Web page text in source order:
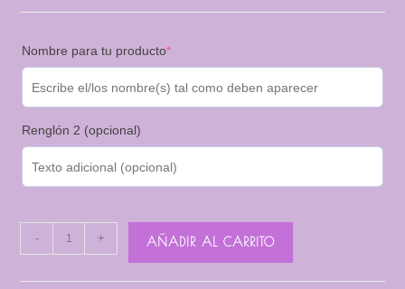
Nombre para tu producto*(required)
Renglón 2 (opcional)
SOBR26
cantidad
- + AÑADIR AL CARRITO